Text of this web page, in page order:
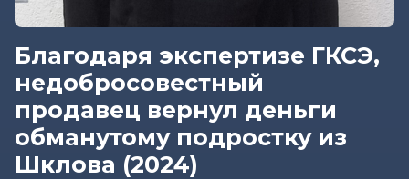
Благодаря экспертизе ГКСЭ,
недобросовестный
продавец вернул деньги
обманутому подростку из
Шклова (2024)